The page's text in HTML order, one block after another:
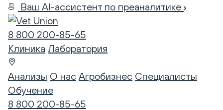
Ваш AI-ассистент по преаналитике
8 800 200-85-65
Клиника Лаборатория
Анализы О нас Агробизнес Специалисты
Обучение
8 800 200-85-65